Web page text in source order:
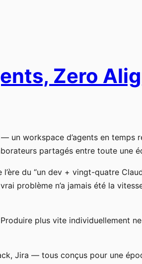
Zero
workspace d’agents en temps
partagés entre toute une
du “un dev + vingt-quatre
problème n’a jamais été la
plus vite individuellement
Jira — tous conçus pour une